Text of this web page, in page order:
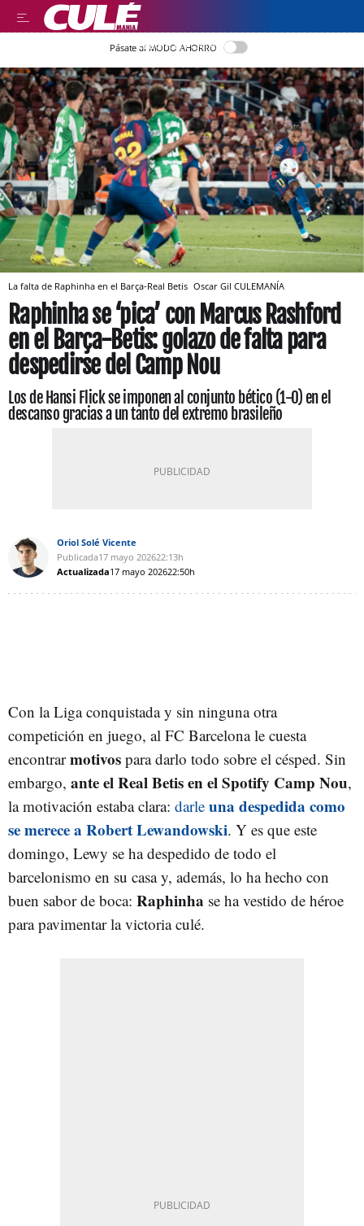
LLEGIR EN CATALÀ
Pásate al MODO AHORRO
La falta de Raphinha en el Barça-Real Betis Oscar Gil CULEMANÍA
Raphinha se ‘pica’ con Marcus Rashford
en el Barça-Betis: golazo de falta para
despedirse del Camp Nou
Los de Hansi Flick se imponen al conjunto bético (1-0) en el
descanso gracias a un tanto del extremo brasileño
Oriol Solé Vicente
Publicada17 mayo 202622:13h
Actualizada17 mayo 202622:50h
Con la Liga conquistada y sin ninguna otra
competición en juego, al FC Barcelona le cuesta
encontrarmotivos para darlo todo sobre el césped. Sin
embargo, ante el Real Betis en el Spotify Camp Nou,
la motivación estaba clara: darle una despedida como
se merece a Robert Lewandowski. Y es que este
domingo, Lewy se ha despedido de todo el
barcelonismo en su casa y, además, lo ha hecho con
buen sabor de boca: Raphinha se ha vestido de héroe
para pavimentar la victoria culé.